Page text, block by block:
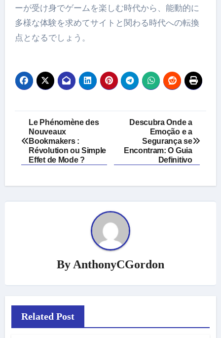
ーが受け身でゲームを楽しむ時代から、能動的に
多様な体験を求めてサイトと関わる時代への転換
点となるでしょう。
Post
navigation
Le Phénomène des
Nouveaux
Bookmakers :
Révolution ou Simple
Effet de Mode ?
Descubra Onde a
Emoção e a
Segurança se
Encontram: O Guia
Definitivo
By AnthonyCGordon
Related Post